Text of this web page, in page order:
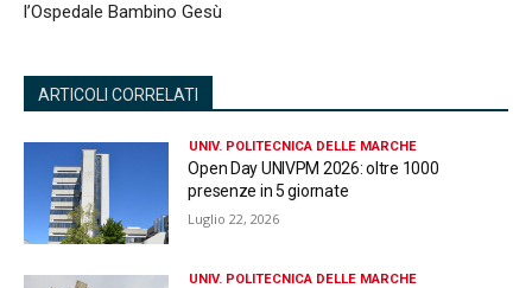
l’Ospedale Bambino Gesù
ARTICOLI CORRELATI
UNIV. POLITECNICA DELLE MARCHE
Open Day UNIVPM 2026: oltre 1000
presenze in 5 giornate
Luglio 22, 2026
UNIV. POLITECNICA DELLE MARCHE